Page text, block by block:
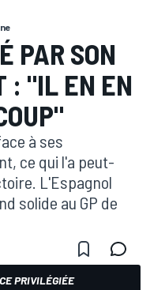
PAR SON
: "IL EN EN
à ses
ce qui l'a peut-
L'Espagnol
solide au GP de
PRIVILÉGIÉE